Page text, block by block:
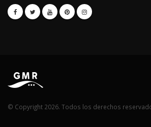
© Copyright 2026. Todos los derechos